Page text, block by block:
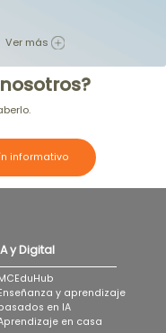
Ver más
informativo
y Digital
y aprendizaje
en IA
en casa